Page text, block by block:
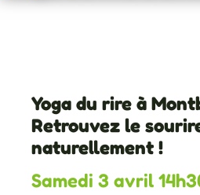
Yoga du rire à
Retrouvez le
naturellement !
Samedi 3 avril